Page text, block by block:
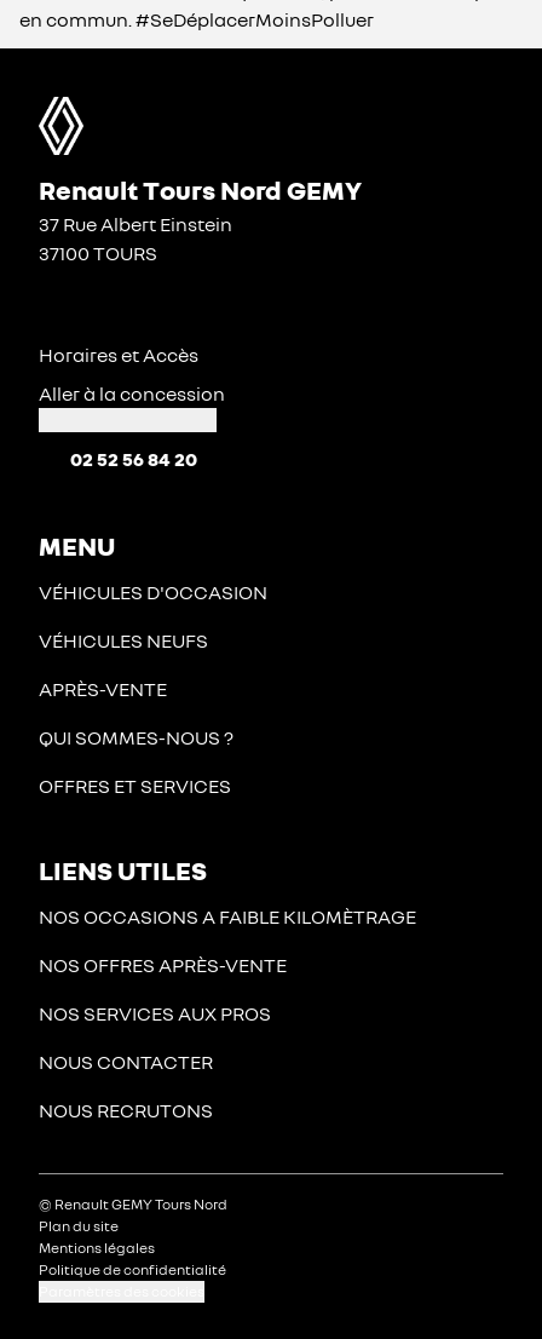
en commun. #SeDéplacerMoinsPolluer
Renault Tours Nord GEMY
37 Rue Albert Einstein
37100 TOURS
Horaires et Accès
Aller à la concession
02 52 56 84 20
MENU
VÉHICULES D'OCCASION
VÉHICULES NEUFS
APRÈS-VENTE
QUI SOMMES-NOUS ?
OFFRES ET SERVICES
LIENS UTILES
NOS OCCASIONS A FAIBLE KILOMÈTRAGE
NOS OFFRES APRÈS-VENTE
NOS SERVICES AUX PROS
NOUS CONTACTER
NOUS RECRUTONS
© Renault GEMY Tours Nord
Plan du site
Mentions légales
Politique de confidentialité